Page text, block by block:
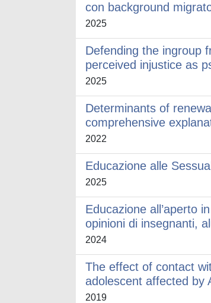
con background
2025
Defending the ingroup
perceived injustice as
2025
Determinants of
comprehensive
2022
Educazione alle
2025
Educazione all’aperto
opinioni di insegnanti,
2024
The effect of contact
adolescent affected by
2019